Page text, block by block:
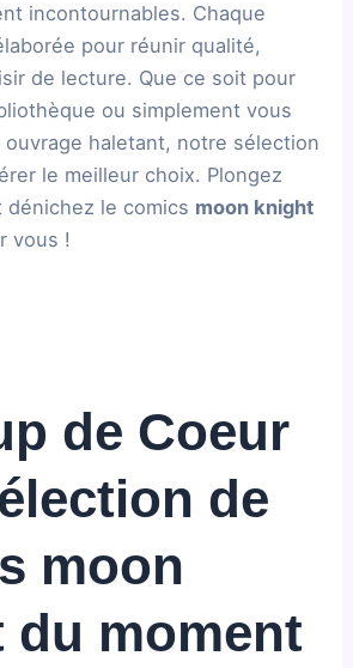
incontournables. Chaque
pour réunir qualité,
de lecture. Que ce soit pour
ou simplement vous
haletant, notre sélection
le meilleur choix. Plongez
le comics moon knight
vous !
de Coeur
de
moon
du moment